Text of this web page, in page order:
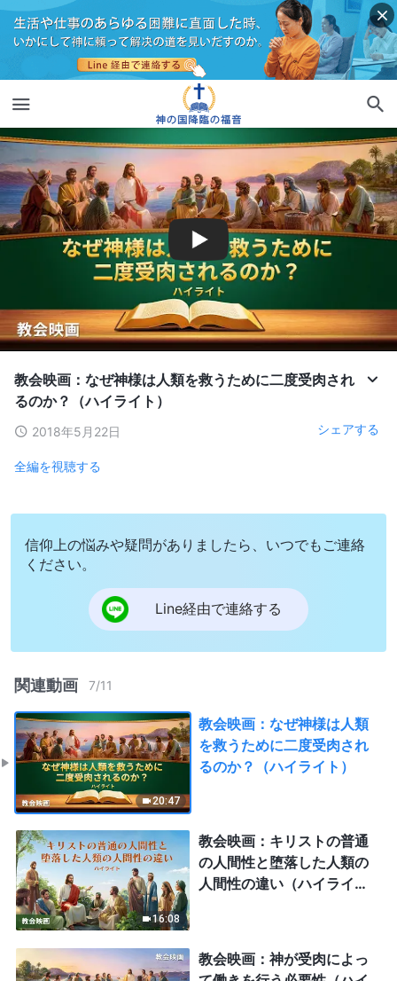
教会映画：なぜ神様は人類を救うために二度受肉され
るのか？（ハイライト）
2018年5月22日 シェアする
全編を視聴する
信仰上の悩みや疑問がありましたら、いつでもご連絡
ください。
Line経由で連絡する
関連動画 7/11
20:47
教会映画：なぜ神様は人類
を救うために二度受肉され
るのか？（ハイライト）
16:08
教会映画：キリストの普通
の人間性と堕落した人類の
人間性の違い（ハイライ
教会映画：神が受肉によっ